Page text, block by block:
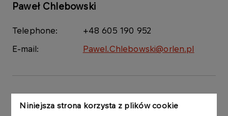
Niniejsza strona korzysta z plików cookie
Paweł Chlebowski
Telephone:
+48 605 190 952
E-mail:
Pawel.Chlebowski@orlen.pl
Contact us